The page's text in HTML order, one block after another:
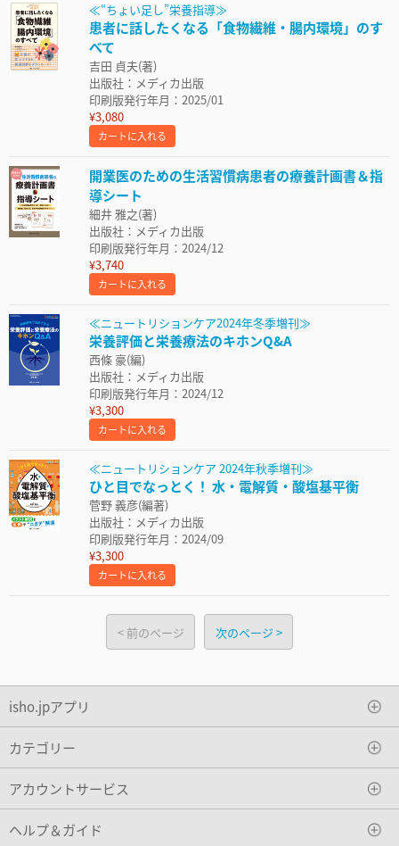
≪“ちょい足し”栄養指導≫
患者に話したくなる「食物繊維・腸内環境」のす
べて
吉田 貞夫(著)
出版社：メディカ出版
印刷版発行年月：2025/01
¥3,080
カートに入れる
開業医のための生活習慣病患者の療養計画書＆指
導シート
細井 雅之(著)
出版社：メディカ出版
印刷版発行年月：2024/12
¥3,740
カートに入れる
≪ニュートリションケア2024年冬季増刊≫
栄養評価と栄養療法のキホンQ&A
西條 豪(編)
出版社：メディカ出版
印刷版発行年月：2024/12
¥3,300
カートに入れる
≪ニュートリションケア 2024年秋季増刊≫
ひと目でなっとく！ 水・電解質・酸塩基平衡
菅野 義彦(編著)
出版社：メディカ出版
印刷版発行年月：2024/09
¥3,300
カートに入れる
前のページ 次のページ
isho.jpアプリ
カテゴリー
アカウントサービス
ヘルプ＆ガイド